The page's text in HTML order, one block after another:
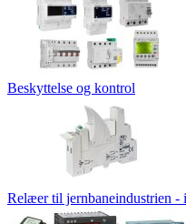
Beskyttelse og kontrol
Relæer til jernbaneindustrien -